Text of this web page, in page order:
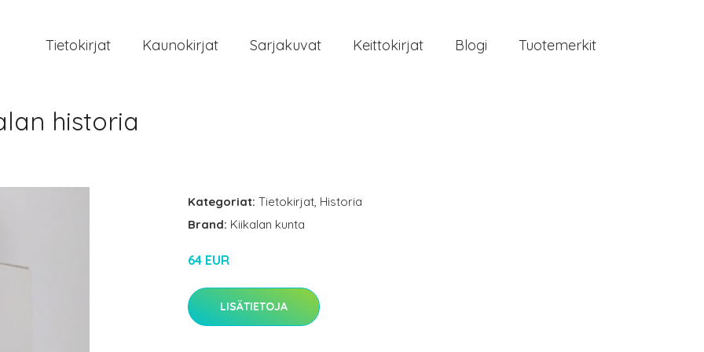
Tietokirjat Kaunokirjat Sarjakuvat Keittokirjat Blogi Tuotemerkit
historia
Kategoriat: Tietokirjat, Historia
Brand: Kiikalan kunta
64 EUR
LISÄTIETOJA